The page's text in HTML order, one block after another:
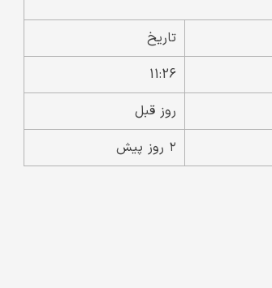
تاریخ
11:26
روز قبل
۲ روز پیش